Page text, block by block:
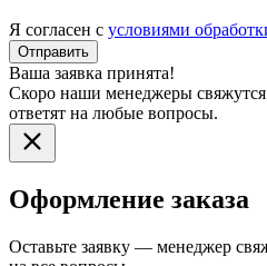
Я согласен с условиями
Отправить
Ваша заявка принята!
Скоро наши менеджеры
ответят на любые вопросы.
Оформление заказа
Оставьте заявку — менеджер